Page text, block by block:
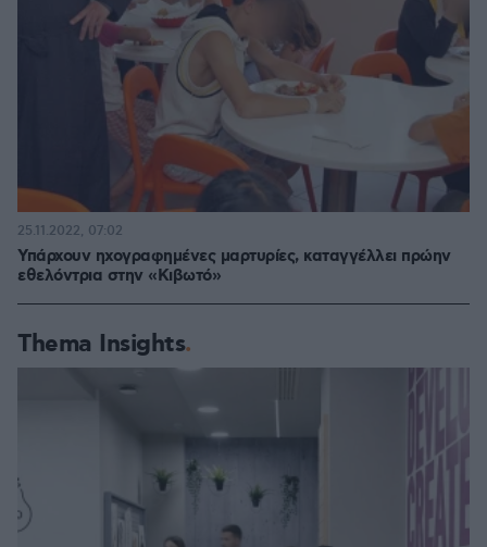
Υπάρχουν ηχογραφημένες μαρτυρίες, καταγγέλλει πρώην
εθελόντρια στην «Κιβωτό»
25.11.2022, 07:02
Thema Insights